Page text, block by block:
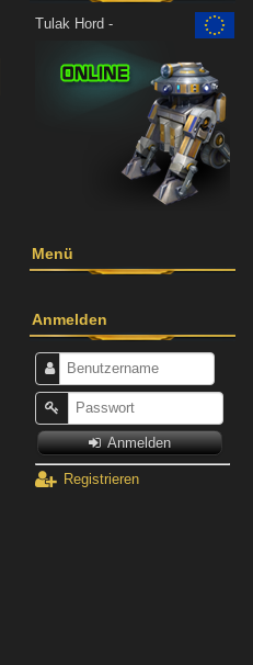
Tulak Hord -
Menü
Anmelden
Anmelden
Registrieren